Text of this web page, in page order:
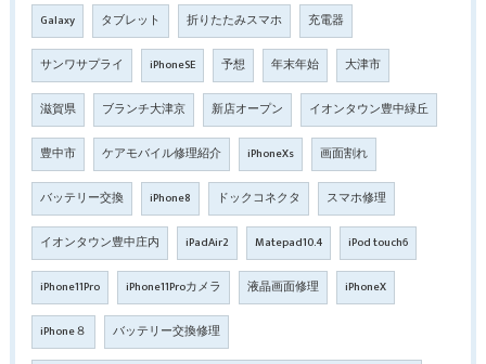
Galaxy タブレット 折りたたみスマホ 充電器
サンワサプライ iPhoneSE 予想 年末年始 大津市
滋賀県 ブランチ大津京 新店オープン イオンタウン豊中緑丘
豊中市 ケアモバイル修理紹介 iPhoneXs 画面割れ
バッテリー交換 iPhone8 ドックコネクタ スマホ修理
イオンタウン豊中庄内 iPadAir2 Matepad10.4 iPod touch6
iPhone11Pro iPhone11Proカメラ 液晶画面修理 iPhoneX
iPhone８ バッテリー交換修理